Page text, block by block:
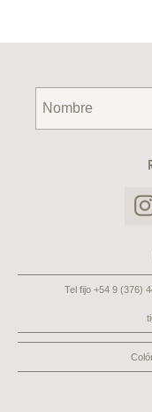
Tel fijo +54 9 (376)